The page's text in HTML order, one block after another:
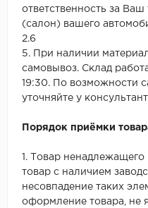
ответственность за Ваш
(салон) вашего
2.6
5. При наличии
самовывоз. Склад
19:30. По возможности
уточняйте у
Порядок приёмки
1. Товар
товар с наличием
несовпадение таких
оформление товара, не